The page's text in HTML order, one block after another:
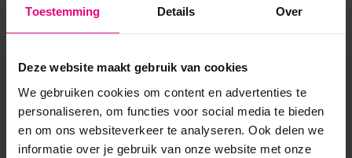
Toestemming Details Over
Deze website maakt gebruik van cookies
We gebruiken cookies om content en advertenties te
personaliseren, om functies voor social media te bieden
en om ons websiteverkeer te analyseren. Ook delen we
informatie over je gebruik van onze website met onze